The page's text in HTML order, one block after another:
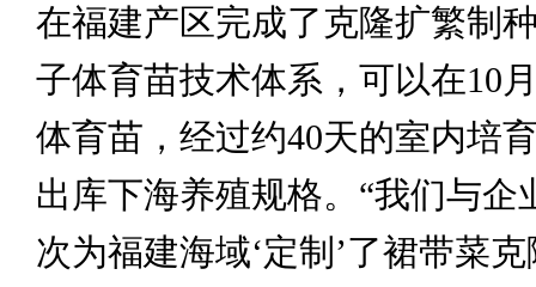
在福建产区完成了克隆扩繁制
子体育苗技术体系，可以在10
体育苗，经过约40天的室内培
出库下海养殖规格。“我们与企
次为福建海域‘定制’了裙带菜